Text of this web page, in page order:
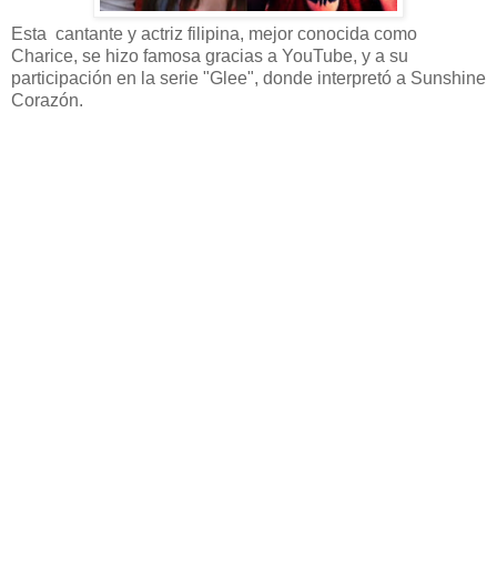
Esta cantante y actriz filipina, mejor conocida como
Charice, se hizo famosa gracias a YouTube, y a su
participación en la serie "Glee", donde interpretó a Sunshine
Corazón.